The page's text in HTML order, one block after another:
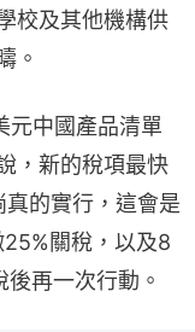
校及其他機構供
。
元中國產品清單
，新的稅項最快
的實行，這會是
關稅，以及8
再一次行動。